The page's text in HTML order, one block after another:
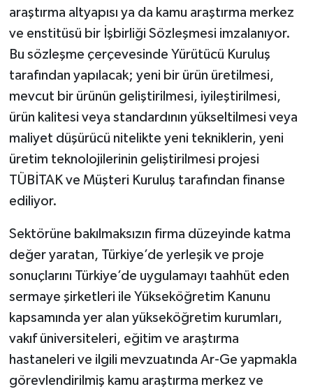
araştırma altyapısı ya da kamu araştırma merkez
ve enstitüsü bir İşbirliği Sözleşmesi imzalanıyor.
Bu sözleşme çerçevesinde Yürütücü Kuruluş
tarafından yapılacak; yeni bir ürün üretilmesi,
mevcut bir ürünün geliştirilmesi, iyileştirilmesi,
ürün kalitesi veya standardının yükseltilmesi veya
maliyet düşürücü nitelikte yeni tekniklerin, yeni
üretim teknolojilerinin geliştirilmesi projesi
TÜBİTAK ve Müşteri Kuruluş tarafından finanse
ediliyor.
Sektörüne bakılmaksızın firma düzeyinde katma
değer yaratan, Türkiye’de yerleşik ve proje
sonuçlarını Türkiye’de uygulamayı taahhüt eden
sermaye şirketleri ile Yükseköğretim Kanunu
kapsamında yer alan yükseköğretim kurumları,
vakıf üniversiteleri, eğitim ve araştırma
hastaneleri ve ilgili mevzuatında Ar-Ge yapmakla
görevlendirilmiş kamu araştırma merkez ve